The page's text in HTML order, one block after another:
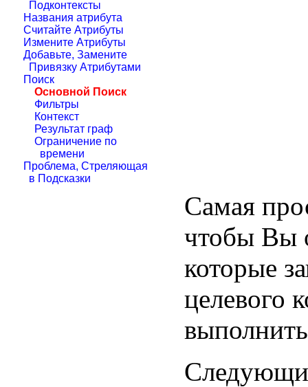
Подконтексты
Названия атрибута
Считайте Атрибуты
Измените Атрибуты
Добавьте, Замените
Привязку Атрибутами
Поиск
Основной Поиск
Фильтры
Контекст
Результат граф
Ограничение по
времени
Проблема, Стреляющая
в Подсказки
Самая
чтобы Вы
которые
целевого